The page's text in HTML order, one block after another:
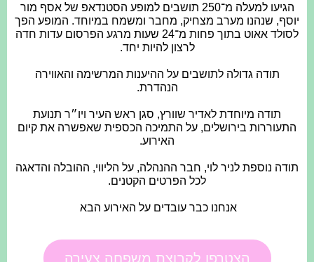
הגיעו למעלה מ־250 תושבים למופע הסטנדאפ של אסף מור
יוסף, שנהנו מערב מצחיק, מחבר ומשמח במיוחד. המופע הפך
לסולד אאוט בתוך פחות מ־24 שעות מרגע הפרסום עדות חדה
לרצון להיות יחד.
תודה גדולה לתושבים על ההיענות המרשימה והאווירה
הנהדרת.
תודה מיוחדת לאדיר שוורץ, סגן ראש העיר ויו״ר תנועת
התעוררות בירושלים, על התמיכה הכספית שאפשרה את קיום
האירוע.
תודה נוספת לניר לוי, חבר ההנהלה, על הליווי, ההובלה והדאגה
לכל הפרטים הקטנים.
אנחנו כבר עובדים על האירוע הבא
הצטרפו לקבוצת משפחה צעירה